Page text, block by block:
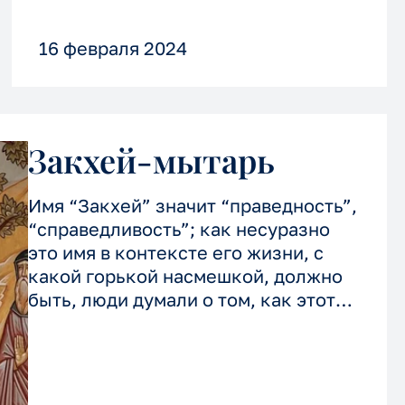
16 февраля 2024
Закхей-мытарь
Имя “Закхей” значит “праведность”,
“справедливость”; как несуразно
это имя в контексте его жизни, с
какой горькой насмешкой, должно
быть, люди думали о том, как этот
человек назван и как он живет.